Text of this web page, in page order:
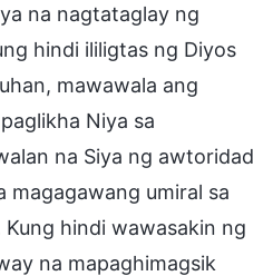
na nagtataglay ng
hindi ililigtas ng Diyos
mawawala ang
Niya sa
na Siya ng awtoridad
magagawang umiral sa
hindi wawasakin ng
na mapaghimagsik